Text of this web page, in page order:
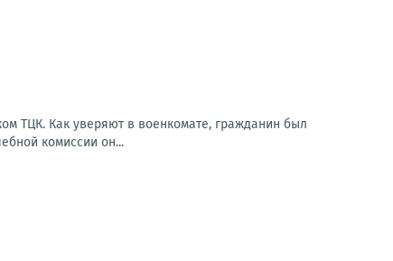
ТЦК. Как уверяют в военкомате, гражданин был
комиссии он...